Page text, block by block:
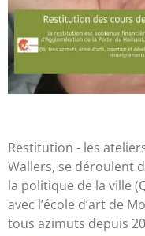
Restitution - les
Wallers, se déroulent
la politique de la ville
avec l’école d’art de
tous azimuts depuis